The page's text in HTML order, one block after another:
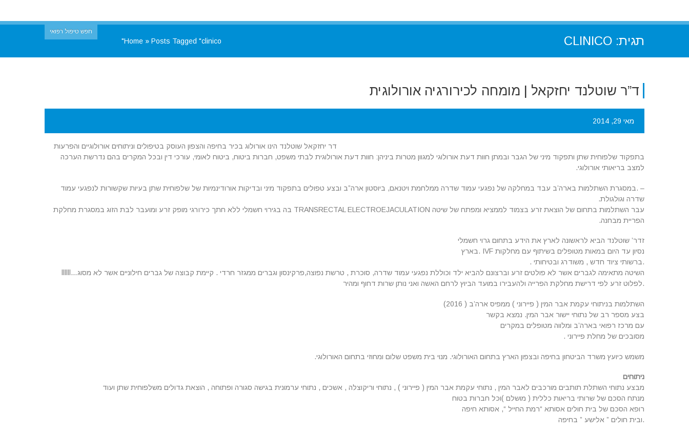
חפש טיפול רפואי
תגית: CLINICO
Home » Posts Tagged "clinico"
ד”ר שוטלנד יחזקאל | מומחה לכירורגיה אורולוגית
מאי 29, 2014
דר יחזקאל שוטלנד הינו אורולוג בכיר בחיפה והצפון העוסק בטיפולים וניתוחים אורולוגיים והפרעות
בתפקוד שלפוחית שתן ותפקוד מיני של הגבר ובמתן חוות דעת אורולוגי למגוון מטרות ביניהן: חוות דעת אורולוגית לבתי משפט, חברות ביטוח, ביטוח לאומי, עורכי דין ובכל המקרים בהם נדרשת הערכה
למצב בריאותי אורולוגי.
– .במסגרת השתלמות בארה’ב עבד במחלקה של נפגעי עמוד שדרה ממלחמת ויטנאם, ביוסטון ארה”ב ובצע טפולים בתפקוד מיני ובדיקות אורודינמיות של שלפוחית שתן בעיות שקשורות לנפגעי עמוד
שדרה וגולגולת.
עבר השתלמות בתחום של הוצאת זרע בצמוד לממציא ומפתח של שיטה TRANSRECTAL ELECTROEJACULATION בה בגירוי חשמלי ללא חתך כירורגי מופק זרע ומועבר לבת הזוג במסגרת מחלקת
הפריית מבחנה.
זדר’ שוטלנד הביא לראשונה לארץ את הידע בתחום גרוי חשמלי
נסיון עד היום במאות מטופלים בשיתוף עם מחלקות IVF .בארץ
.ברשותי ציוד חדש , משודרג ובטיחותי .
השיטה מתאימה לגברים אשר לא פולטים זרע וברצונם להביא ילד וכוללת נפגעי עמוד שדרה, סוכרת , טרשת נפוצה,פרקינסון וגברים ממגזר חרדי . קיימת קבוצה של גברים חילוניים אשר לא מסוג…llllll
.לפלוט זרע לפי דרישת מחלקת הפרייה ולהעבירו במועד הביוץ לרחם האשה ואני נותן שרות דחוף ומהיר
השתלמות בניתוחי עקמת אבר המין ( פיירוני ) ממפיס ארה’ב ( 2016)
בצע מספר רב של נתוחי יישור אבר המין. נמצא בקשר
עם מרכז רפואי בארה’ב ומלווה מטופלים במקרים
מסובכים של מחלת פיירוני .
משמש כיועץ משרד הביטחון בחיפה ובצפון הארץ בתחום האורולוגי. מנוי בית משפט שלום ומחוזי בתחום האורולוגי.
ניתוחים
מבצע נתוחי השתלת תותבים מורכבים לאבר המין , נתוחי עקמת אבר המין ( פיירוני ) , נתוחי וריקוצלה , אשכים , נתוחי ערמונית בגישה סגורה ופתוחה , הוצאת גדולים משלפוחית שתן ועוד
מנתח הסכם של שרותי בריאות כללית ( מושלם )וכל חברות בטוח
רופא הסכם של בית חולים אסותא “רמת החייל “, אסותא חיפה
.ובית חולים ” אלישע ” בחיפה